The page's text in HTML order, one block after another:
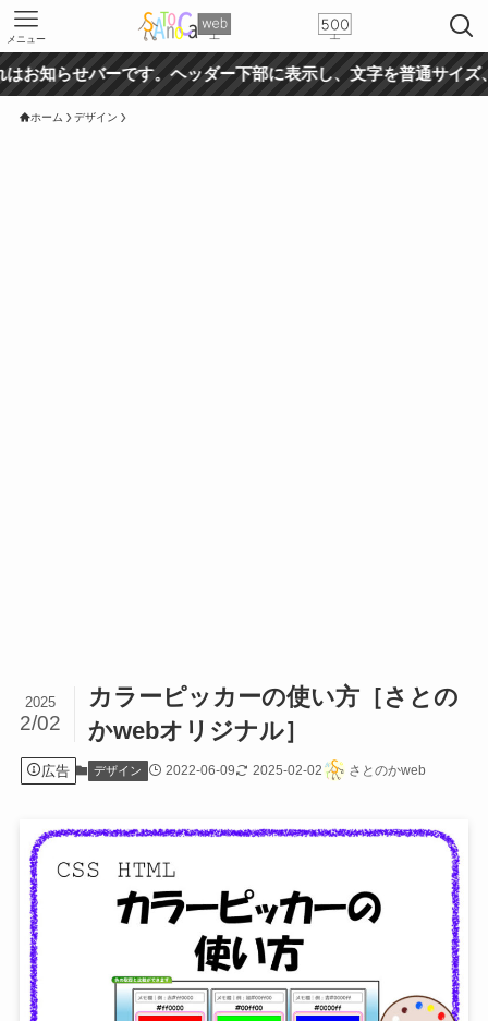
メニュー
バーです。ヘッダー下部に表示し、文字を普通サイズ、テキ
ホーム デザイン
カラーピッカーの使い方［さとの
かwebオリジナル］
2025
2/02
広告 デザイン 2022-06-09 2025-02-02 さとのかweb